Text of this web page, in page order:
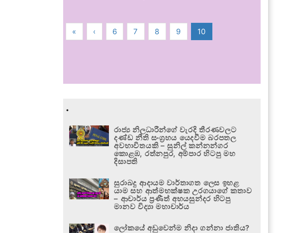
« ‹ 6 7 8 9 10
.
රාජ්‍ය නිලධාරීන්ගේ වැරදි තීරණවලට
දණ්ඩ නීති සංග්‍රහය යෙදවීම බරපතල
අවභාවිතයකි – සුනිල් කන්නන්ගර
කොළඹ, රත්නපුර, අම්පාර හිටපු මහ
දිසාපති
සුරාබදු ආදායම වාර්තාගත ලෙස ඉහළ
යාම සහ ආත්මභක්ෂක උරගයාගේ කතාව
– ආචාර්ය ප්‍රණීත් අභයසුන්දර හිටපු
මානව විද්‍යා මහාචාර්ය
ලෝකයේ අඩුවෙන්ම නිදා ගන්නා ජාතිය?